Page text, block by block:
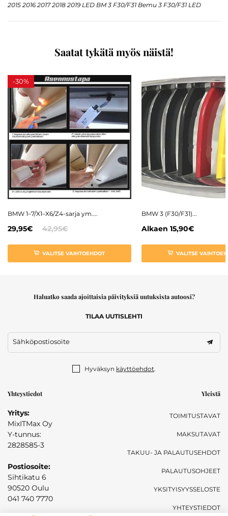
2015 2016 2017 2018 2019 LED BM 3 F30/F31 Bemu 3 F30/F31 LED
Saatat tykätä myös näistä!
-30%
BMW 1–7/X1–X6/Z4-sarja ym....
29,95€ 42,95€
VALITSE VAIHTOEHDOT
BMW 3 (F30/F31)...
Alkaen 15,90€
VALITSE
Haluatko saada ajoittaisia päivityksiä uutuksista autoosi?
TILAA UUTISLEHTI
Sähköpostiosoite
Hyväksyn käyttöehdot.
Yhteystiedot
Yritys:
MixITMax Oy
Y-tunnus:
2828585-3
Postiosoite:
Sihtikatu 6
90520 Oulu
041 740 7770
Yleistä
TOIMITUSTAVAT
MAKSUTAVAT
TAKUU- JA PALAUTUSEHDOT
PALAUTUSOHJEET
YKSITYISYYSSELOSTE
YHTEYSTIEDOT